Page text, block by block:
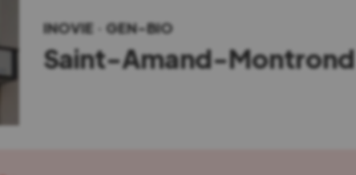
INOVIE GEN-BIO
Saint-Amand-Montrond